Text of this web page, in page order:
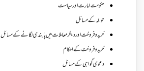
حکومت امارت اور سیاست
حوالہ کے مسائل
خرید و فروخت اور دیگر معاملات میں پابندی لگانے کے مسائل
خرید و فروخت کے احکام
دعوی گواہی کے مسائل